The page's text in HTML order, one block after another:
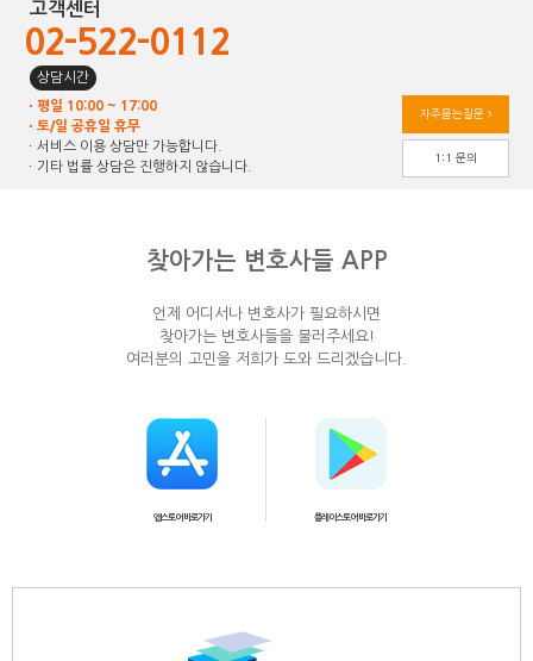
고객센터
02-522-0112
상담시간
ㆍ평일 10:00 ~ 17:00
ㆍ토/일 공휴일 휴무
ㆍ서비스 이용 상담만 가능합니다.
ㆍ기타 법률 상담은 진행하지 않습니다.
자주묻는질문
1:1 문의
찾아가는 변호사들 APP
언제 어디서나 변호사가 필요하시면
찾아가는 변호사들을 불러주세요!
여러분의 고민을 저희가 도와 드리겠습니다.
앱스토어 바로가기 플레이스토어 바로가기